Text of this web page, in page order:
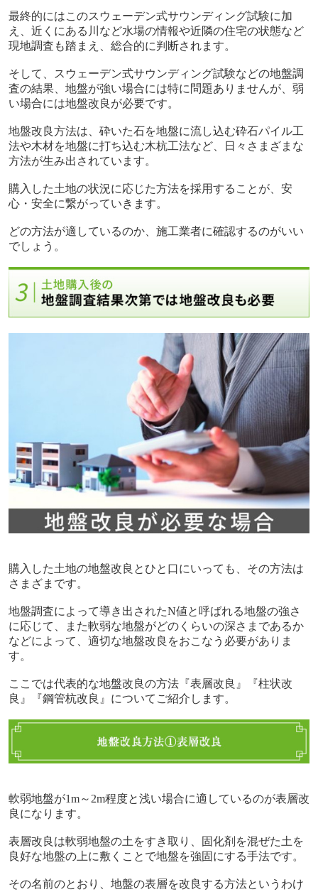
最終的にはこのスウェーデン式サウンディング試験に加
え、近くにある川など水場の情報や近隣の住宅の状態など
現地調査も踏まえ、総合的に判断されます。
そして、スウェーデン式サウンディング試験などの地盤調
査の結果、地盤が強い場合には特に問題ありませんが、弱
い場合には地盤改良が必要です。
地盤改良方法は、砕いた石を地盤に流し込む砕石パイル工
法や木材を地盤に打ち込む木杭工法など、日々さまざまな
方法が生み出されています。
購入した土地の状況に応じた方法を採用することが、安
心・安全に繋がっていきます。
どの方法が適しているのか、施工業者に確認するのがいい
でしょう。
購入した土地の地盤改良とひと口にいっても、その方法は
さまざまです。
地盤調査によって導き出されたN値と呼ばれる地盤の強さ
に応じて、また軟弱な地盤がどのくらいの深さまであるか
などによって、適切な地盤改良をおこなう必要がありま
す。
ここでは代表的な地盤改良の方法『表層改良』『柱状改
良』『鋼管杭改良』についてご紹介します。
軟弱地盤が1m～2m程度と浅い場合に適しているのが表層改
良になります。
表層改良は軟弱地盤の土をすき取り、固化剤を混ぜた土を
良好な地盤の上に敷くことで地盤を強固にする手法です。
その名前のとおり、地盤の表層を改良する方法というわけ